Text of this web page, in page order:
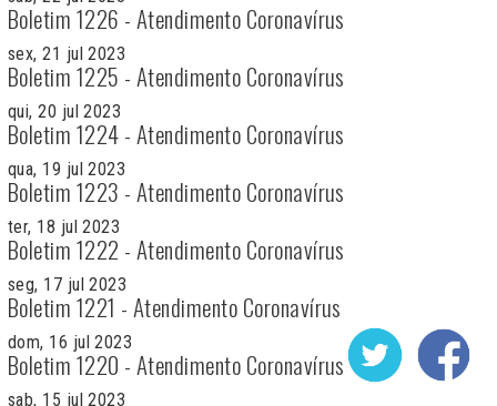
Boletim 1226 - Atendimento Coronavírus
sex, 21 jul 2023
Boletim 1225 - Atendimento Coronavírus
qui, 20 jul 2023
Boletim 1224 - Atendimento Coronavírus
qua, 19 jul 2023
Boletim 1223 - Atendimento Coronavírus
ter, 18 jul 2023
Boletim 1222 - Atendimento Coronavírus
seg, 17 jul 2023
Boletim 1221 - Atendimento Coronavírus
dom, 16 jul 2023
Boletim 1220 - Atendimento Coronavírus
sab, 15 jul 2023